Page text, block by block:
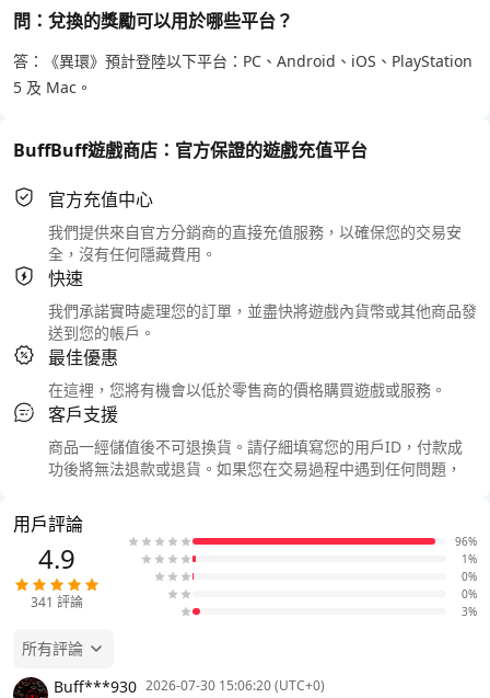
問：兌換的獎勵可以用於哪些平台？
答：《異環》預計登陸以下平台：PC、Android、iOS、PlayStation
5 及 Mac。
BuffBuff遊戲商店：官方保證的遊戲充值平台
官方充值中心
我們提供來自官方分銷商的直接充值服務，以確保您的交易安
全，沒有任何隱藏費用。
快速
我們承諾實時處理您的訂單，並盡快將遊戲內貨幣或其他商品發
送到您的帳戶。
最佳優惠
在這裡，您將有機會以低於零售商的價格購買遊戲或服務。
客戶支援
商品一經儲值後不可退換貨。請仔細填寫您的用戶ID，付款成
功後將無法退款或退貨。如果您在交易過程中遇到任何問題，
用戶評論
4.9
341 評論
96%
1%
0%
0%
3%
所有評論
Buff***930 2026-07-30 15:06:20 (UTC+0)